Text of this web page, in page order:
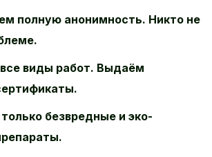
полную анонимность. Никто не
все виды работ. Выдаём
безвредные и эко-